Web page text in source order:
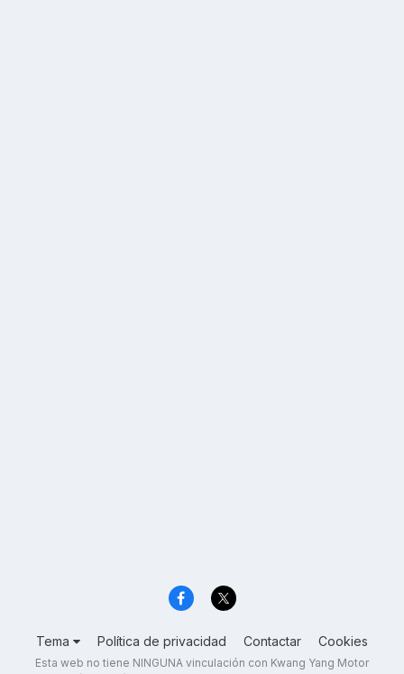
Tema Política de privacidad Contactar Cookies
Esta web no tiene NINGUNA vinculación con Kwang Yang Motor